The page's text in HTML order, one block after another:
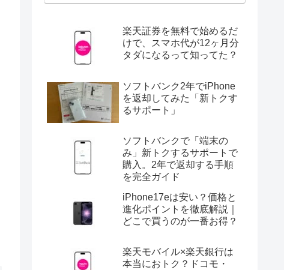
楽天証券を無料で始めるだ
けで、スマホ代が12ヶ月分
タダになるって知ってた？
ソフトバンク2年でiPhone
を返却してみた「新トクす
るサポート」
ソフトバンクで「端末の
み」新トクするサポートで
購入。2年で返却する手順
を完全ガイド
iPhone17eは安い？価格と
進化ポイントを徹底解説｜
どこで買うのが一番お得？
楽天モバイル×楽天銀行は
本当におトク？ドコモ・